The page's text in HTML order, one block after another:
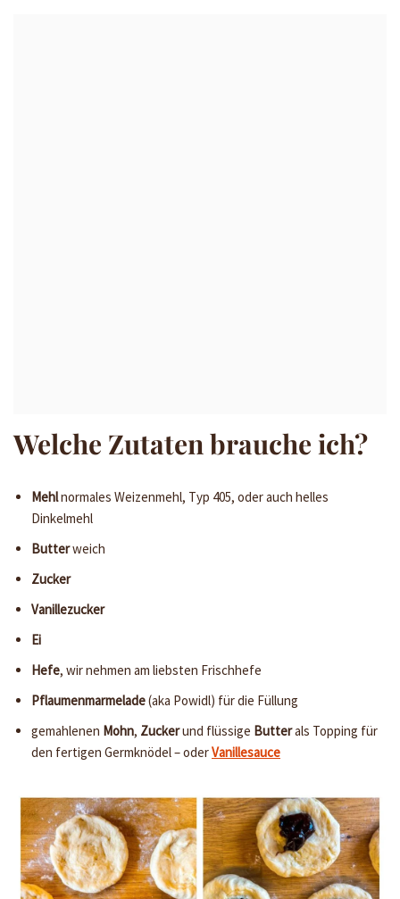
Welche Zutaten brauche ich?
Mehlnormales Weizenmehl, Typ 405, oder auch helles
Dinkelmehl
Butterweich
Zucker
Vanillezucker
Ei
Hefe, wir nehmen am liebsten Frischhefe
Pflaumenmarmelade(aka Powidl) für die Füllung
gemahlenen Mohn, Zuckerund flüssige Butterals Topping für
den fertigen Germknödel – oderVanillesauce